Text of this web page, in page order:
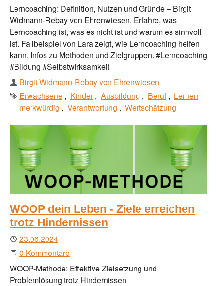
Lerncoaching: Definition, Nutzen und Gründe – Birgit
Widmann-Rebay von Ehrenwiesen. Erfahre, was
Lerncoaching ist, was es nicht ist und warum es sinnvoll
ist. Fallbeispiel von Lara zeigt, wie Lerncoaching helfen
kann. Infos zu Methoden und Zielgruppen. #Lerncoaching
#Bildung #Selbstwirksamkeit
Autor
Birgit Widmann-Rebay von Ehrenwiesen
Schlagworte
Erwachsene Kinder Ausbildung Beruf
Lernen
merkwürdig
Verantwortung Wertschätzung
WOOP dein Leben - Ziele erreichen
trotz Hindernissen
Publiziert
23.06.2024
Beginne eine Unterhaltung
0 Kommentare
WOOP-Methode: Effektive Zielsetzung und
Problemlösung trotz Hindernissen